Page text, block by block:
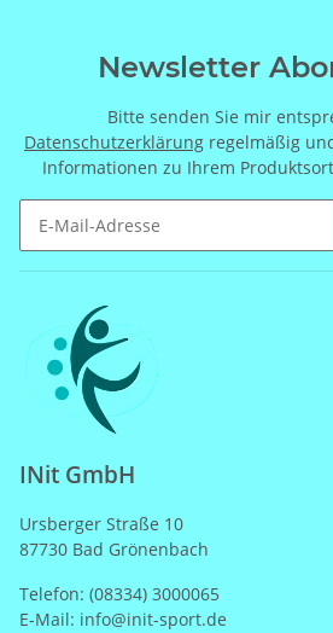
Newsletter
Bitte senden Sie mir
Datenschutzerklärung regelmäßig
Informationen zu Ihrem
INit GmbH
Ursberger Straße 10
87730 Bad Grönenbach
Telefon: (08334) 3000065
E-Mail: info@init-sport.de